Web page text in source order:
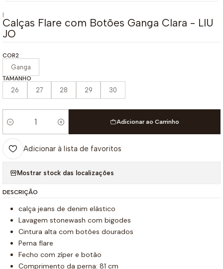
|
Calças Flare com Botões Ganga Clara - LIU
JO
COR2
Ganga
TAMANHO
26 27 28 29 30
Quantidade
Adicionar ao Carrinho
Adicionar à lista de favoritos
Mostrar stock das localizações
DESCRIÇÃO
calça jeans de denim elástico
Lavagem stonewash com bigodes
Cintura alta com botões dourados
Perna flare
Fecho com zíper e botão
Comprimento da perna: 81 cm